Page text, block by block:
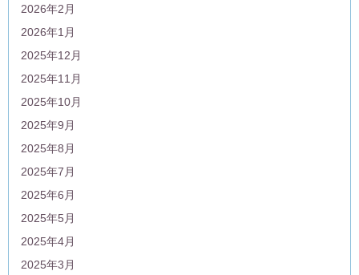
2026年2月
2026年1月
2025年12月
2025年11月
2025年10月
2025年9月
2025年8月
2025年7月
2025年6月
2025年5月
2025年4月
2025年3月